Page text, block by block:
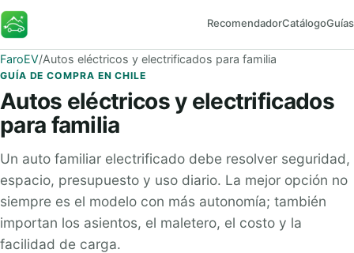
FaroEV RecomendadorCatálogoGuías
FaroEV/Autos eléctricos y electrificados para familia
GUÍA DE COMPRA EN CHILE
Autos eléctricos y electrificados
para familia
Un auto familiar electrificado debe resolver seguridad,
espacio, presupuesto y uso diario. La mejor opción no
siempre es el modelo con más autonomía; también
importan los asientos, el maletero, el costo y la
facilidad de carga.